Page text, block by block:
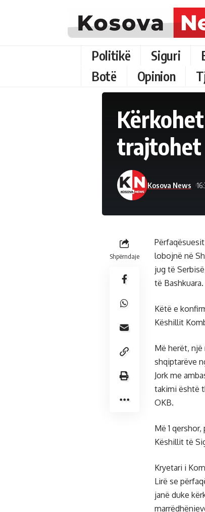
Politikë Siguri
Botë
Opinion
trajtohet
Kosova News
Shpërndaje
lobojnë në
jug të
të Bashkuara.
Këtë e
Këshillit
Më herët,
shqiptarëve
Jork me
takimi është
OKB.
Më 1
Këshillit të
Kryetari i
Lirë se
janë duke